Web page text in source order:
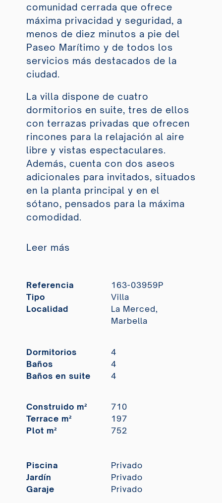
comunidad cerrada que ofrece
máxima privacidad y seguridad, a
menos de diez minutos a pie del
Paseo Marítimo y de todos los
servicios más destacados de la
ciudad.
La villa dispone de cuatro
dormitorios en suite, tres de ellos
con terrazas privadas que ofrecen
rincones para la relajación al aire
libre y vistas espectaculares.
Además, cuenta con dos aseos
adicionales para invitados, situados
en la planta principal y en el
sótano, pensados para la máxima
comodidad.
Leer más
Referencia
163-03959P
Tipo
Villa
Localidad
La Merced,
Marbella
Dormitorios
4
Baños
4
Baños en suite
4
Construido m²
710
Terrace m²
197
Plot m²
752
Piscina
Privado
Jardín
Privado
Garaje
Privado